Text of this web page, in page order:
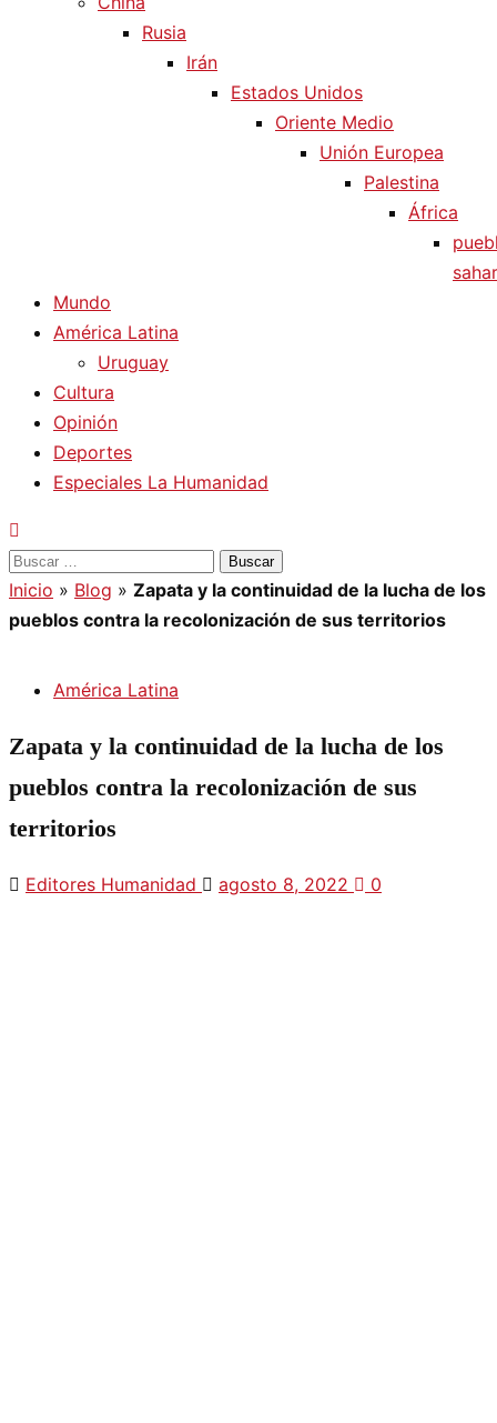
Rusia
Irán
Estados Unidos
Oriente Medio
Unión Europea
Palestina
África
Mundo
América Latina
Uruguay
Cultura
Opinión
Deportes
Especiales La Humanidad
Inicio » Blog » Zapata y la continuidad de la lucha de los
pueblos contra la recolonización de sus territorios
América Latina
Zapata y la continuidad de la lucha de los
pueblos contra la recolonización de sus
territorios
Editores Humanidad agosto 8, 2022 0